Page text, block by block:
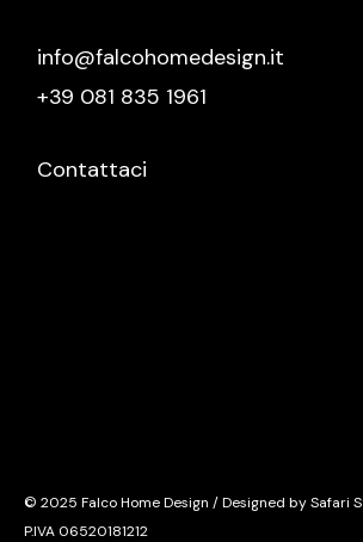
info@falcohomedesign.it
+39 081 835 1961
Contattaci
© 2025 Falco Home Design / Designed by Safari
P.IVA 06520181212